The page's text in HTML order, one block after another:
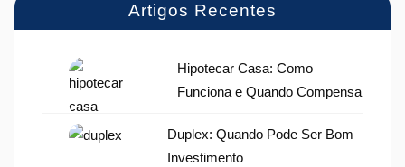
Artigos Recentes
Hipotecar Casa: Como
Funciona e Quando Compensa
Duplex: Quando Pode Ser Bom
Investimento